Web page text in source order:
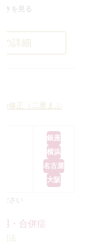
態で約6mmの位置
ありました。
の幅に左右差があ
みでした。
重の幅を広げて、
す修正手術をする
の3mm上で、左は
前回の切開線の癒
ンを作成しまし
きを見る
詳細
修正（二重まぶ
銀座
横浜
名古屋
大阪
さい
・合併症
法